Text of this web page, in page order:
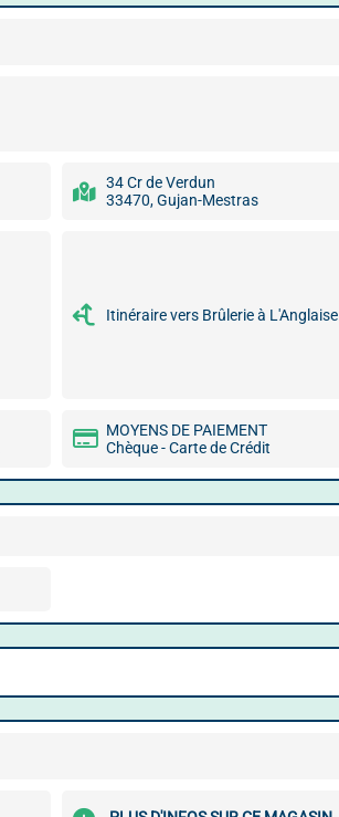
34 Cr de Verdun
33470, Gujan-Mestras
Itinéraire vers Brûlerie à L'Anglaise
MOYENS DE PAIEMENT
Chèque - Carte de Crédit